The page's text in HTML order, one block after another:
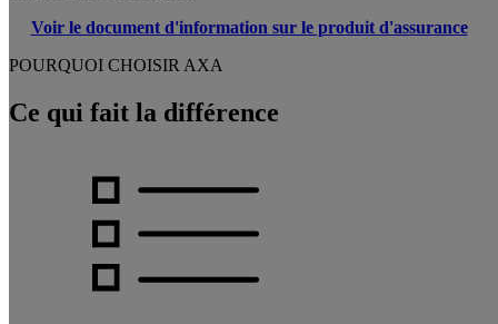
Voir le document d'information sur le produit d'assurance
POURQUOI CHOISIR AXA
Ce qui fait la différence